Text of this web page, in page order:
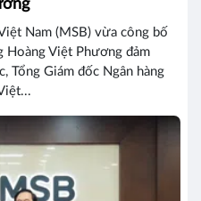
Nam (MSB) vừa công bố
Việt Phương đảm
Tổng Giám đốc Ngân hàng